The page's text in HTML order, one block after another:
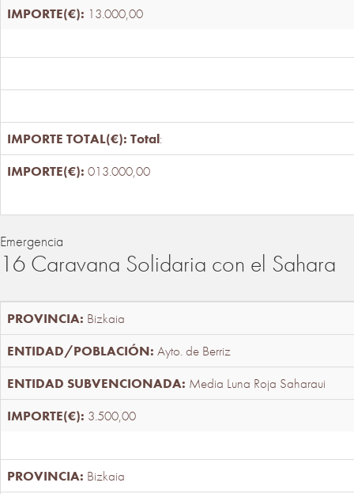
13.000,00
Total:
013.000,00
Emergencia
16 Caravana Solidaria con el Sahara
Bizkaia
Ayto. de Berriz
Media Luna Roja Saharaui
3.500,00
Bizkaia